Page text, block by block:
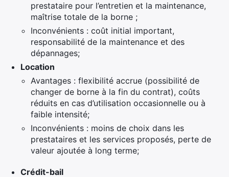
prestataire pour l’entretien et la maintenance,
maîtrise totale de la borne ;
Inconvénients : coût initial important,
responsabilité de la maintenance et des
dépannages;
Location
Avantages : flexibilité accrue (possibilité de
changer de borne à la fin du contrat), coûts
réduits en cas d’utilisation occasionnelle ou à
faible intensité;
Inconvénients : moins de choix dans les
prestataires et les services proposés, perte de
valeur ajoutée à long terme;
Crédit-bail